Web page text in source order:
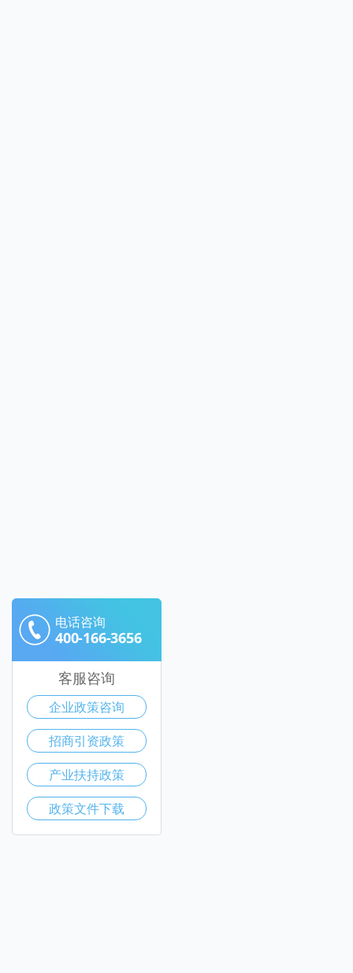
电话咨询
400-166-3656
客服咨询
企业政策咨询
招商引资政策
产业扶持政策
政策文件下载